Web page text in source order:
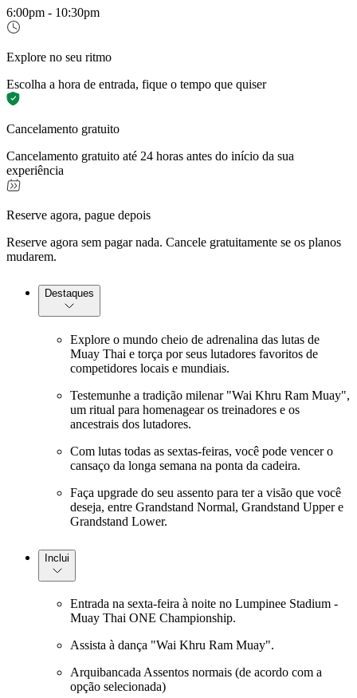
6:00pm - 10:30pm
Explore no seu ritmo
Escolha a hora de entrada, fique o tempo que quiser
Cancelamento gratuito
Cancelamento gratuito até 24 horas antes do início da sua
experiência
Reserve agora, pague depois
Reserve agora sem pagar nada. Cancele gratuitamente se os planos
mudarem.
Destaques
Explore o mundo cheio de adrenalina das lutas de
Muay Thai e torça por seus lutadores favoritos de
competidores locais e mundiais.
Testemunhe a tradição milenar "Wai Khru Ram Muay",
um ritual para homenagear os treinadores e os
ancestrais dos lutadores.
Com lutas todas as sextas-feiras, você pode vencer o
cansaço da longa semana na ponta da cadeira.
Faça upgrade do seu assento para ter a visão que você
deseja, entre Grandstand Normal, Grandstand Upper e
Grandstand Lower.
Inclui
Entrada na sexta-feira à noite no Lumpinee Stadium -
Muay Thai ONE Championship.
Assista à dança "Wai Khru Ram Muay".
Arquibancada Assentos normais (de acordo com a
opção selecionada)